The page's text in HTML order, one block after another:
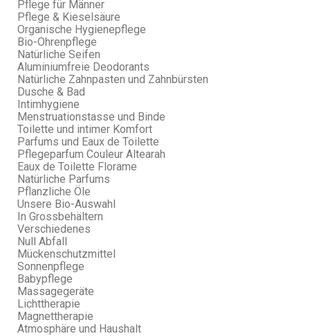
Pflege für Männer
Pflege & Kieselsäure
Organische Hygienepflege
Bio-Ohrenpflege
Natürliche Seifen
Aluminiumfreie Deodorants
Natürliche Zahnpasten und Zahnbürsten
Dusche & Bad
Intimhygiene
Menstruationstasse und Binde
Toilette und intimer Komfort
Parfums und Eaux de Toilette
Pflegeparfum Couleur Altearah
Eaux de Toilette Florame
Natürliche Parfums
Pflanzliche Öle
Unsere Bio-Auswahl
In Grossbehältern
Verschiedenes
Null Abfall
Mückenschutzmittel
Sonnenpflege
Babypflege
Massagegeräte
Lichttherapie
Magnettherapie
Atmosphäre und Haushalt